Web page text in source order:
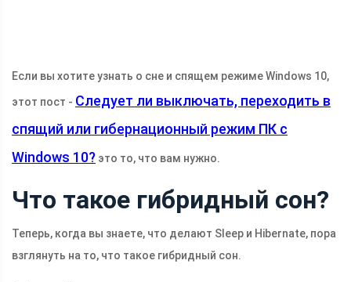
Если вы хотите узнать о сне и спящем режиме Windows 10,
этот пост - Следует ли выключать, переходить в
спящий или гибернационный режим ПК с
Windows 10? это то, что вам нужно.
Что такое гибридный сон?
Теперь, когда вы знаете, что делают Sleep и Hibernate, пора
взглянуть на то, что такое гибридный сон.